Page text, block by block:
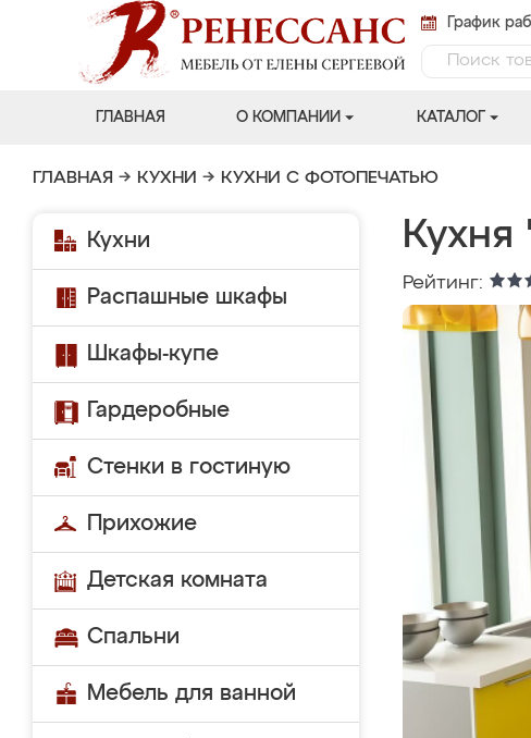
График
ГЛАВНАЯ О КОМПАНИИ КАТАЛОГ
ГЛАВНАЯ → КУХНИ → КУХНИ С ФОТОПЕЧАТЬЮ
Кухни
Распашные шкафы
Шкафы-купе
Гардеробные
Стенки в гостиную
Прихожие
Детская комната
Спальни
Мебель для ванной
Рейтинг: